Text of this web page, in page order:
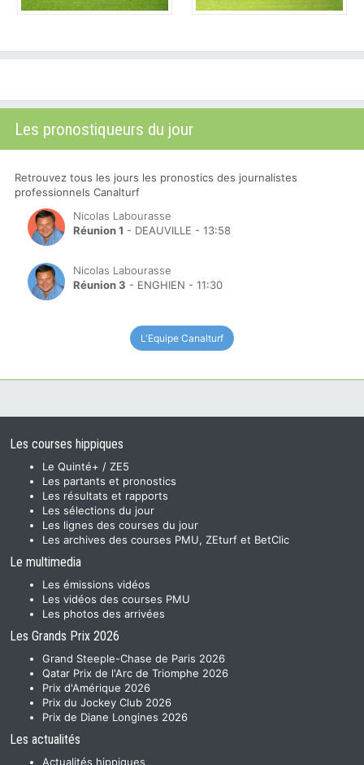
Les pronostiqueurs du jour
Retrouvez tous les jours les pronostics des journalistes
professionnels Canalturf
Nicolas Labourasse
Réunion 1 - DEAUVILLE - 13:58
Nicolas Labourasse
Réunion 3 - ENGHIEN - 11:30
L'Equipe Canalturf
Les courses hippiques
Le Quinté+ / ZE5
Les partants et pronostics
Les résultats et rapports
Les sélections du jour
Les lignes des courses du jour
Les archives des courses PMU, ZEturf et BetClic
Le multimedia
Les émissions vidéos
Les vidéos des courses PMU
Les photos des arrivées
Les Grands Prix 2026
Grand Steeple-Chase de Paris 2026
Qatar Prix de l'Arc de Triomphe 2026
Prix d'Amérique 2026
Prix du Jockey Club 2026
Prix de Diane Longines 2026
Les actualités
Actualités hippiques